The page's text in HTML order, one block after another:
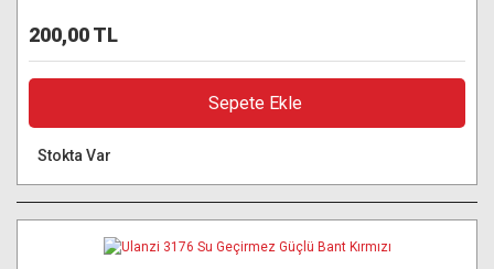
200,00 TL
Sepete Ekle
Stokta Var